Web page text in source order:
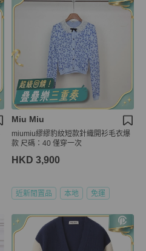
Miu Miu
miumiu繆繆豹紋短款針織開衫毛衣爆
款 尺碼：40 僅穿一次
HKD 3,900
近新閒置品 本地 免運